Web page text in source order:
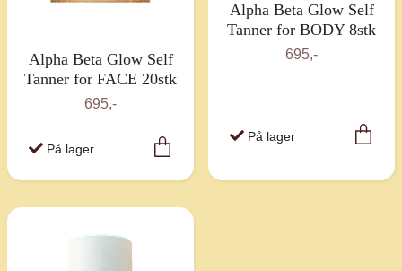
Alpha Beta Glow Self
Tanner for FACE 20stk
695,-
På lager
Alpha Beta Glow Self
Tanner for BODY 8stk
695,-
På lager